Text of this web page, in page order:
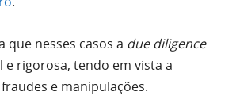
que nesses casos a due diligence
e rigorosa, tendo em vista a
e manipulações.